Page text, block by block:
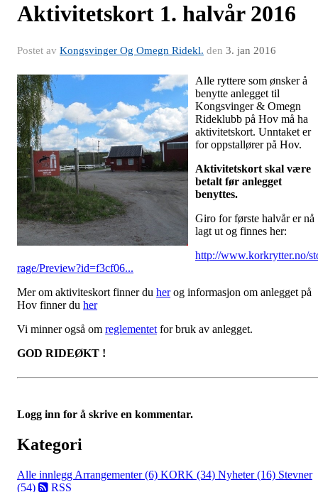
Aktivitetskort 1. halvår 2016
Postet av Kongsvinger Og Omegn Ridekl. den 3. jan 2016
Alle ryttere som ønsker å
benytte anlegget til
Kongsvinger & Omegn
Rideklubb på Hov må ha
aktivitetskort. Unntaket er
for oppstallører på Hov.
Aktivitetskort skal være
betalt før anlegget
benyttes.
Giro for første halvår er nå
lagt ut og finnes her:
http://www.korkrytter.no/
rage/Preview?id=f3cf06...
Mer om aktiviteskort finner du herog informasjon om anlegget på
Hov finner du her
Vi minner også om reglementet for bruk av anlegget.
GOD RIDEØKT !
Logg inn for å skrive en kommentar.
Kategori
Alle innlegg Arrangementer (6) KORK (34) Nyheter (16) Stevner
(54)
RSS